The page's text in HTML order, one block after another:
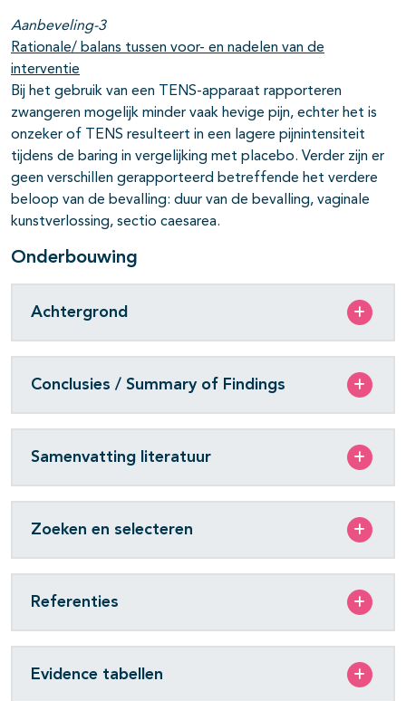
Aanbeveling-3
Rationale/ balans tussen voor- en nadelen van de
interventie
Bij het gebruik van een TENS-apparaat rapporteren
zwangeren mogelijk minder vaak hevige pijn, echter het is
onzeker of TENS resulteert in een lagere pijnintensiteit
tijdens de baring in vergelijking met placebo. Verder zijn er
geen verschillen gerapporteerd betreffende het verdere
beloop van de bevalling: duur van de bevalling, vaginale
kunstverlossing, sectio caesarea.
Onderbouwing
Achtergrond
Conclusies / Summary of Findings
Samenvatting literatuur
Zoeken en selecteren
Referenties
Evidence tabellen